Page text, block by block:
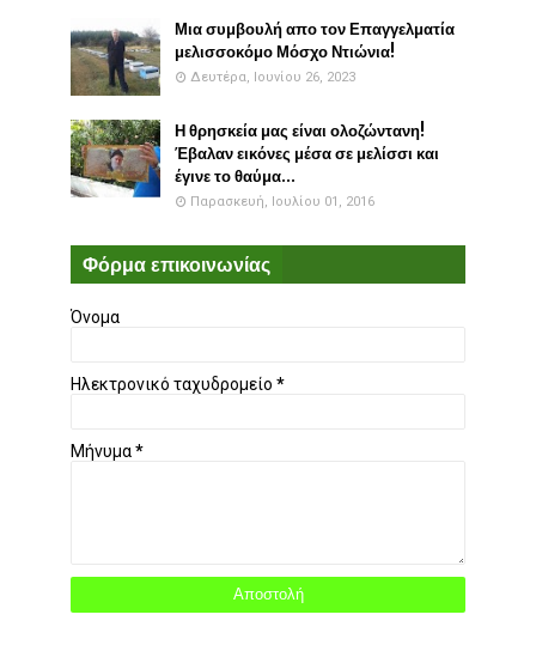
Μια συμβουλή απο τον Επαγγελματία
μελισσοκόμο Μόσχο Ντιώνια!
Δευτέρα, Ιουνίου 26, 2023
Η θρησκεία μας είναι ολοζώντανη!
Έβαλαν εικόνες μέσα σε μελίσσι και
έγινε το θαύμα...
Παρασκευή, Ιουλίου 01, 2016
Φόρμα επικοινωνίας
Όνομα
Ηλεκτρονικό ταχυδρομείο *
Μήνυμα*